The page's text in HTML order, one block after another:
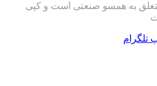
به همسو صنعتی است و کپی
تلگرام